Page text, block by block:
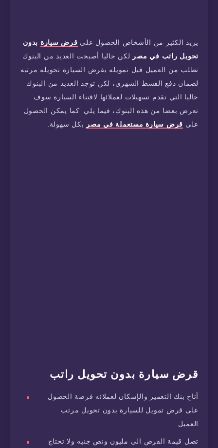
يريد الكثير من الأشخاص الحصول على قرض سيارة بدون
تحويل راتب في مصر لكن حاليا أصبحت العديد من البنوك
تطلب من العميل قبل تمويله بقرض السيارة تحويله مرتبه
لضمان دفع القسط الشهري، لكن توجد العديد من البنوك
حاليا التي تقدم تسهيلات لعملائها لاقتناء السيارة سوف
نعرض بعضا من هذه البنوك، فيما يلي. كما يمكن الحصول
على قرض سيارة مستعملة في مصر بكل سهولة.
قرض سيارة بدون تحويل راتب
أتاح بنك التعمير والإسكان لعملائه فرصة الحصول
على قرض تمويل للسيارة بدون تحويل مرتب
العميل.
تصل قيمة القرض الى مليون ونص جنيه ولا تحتاج